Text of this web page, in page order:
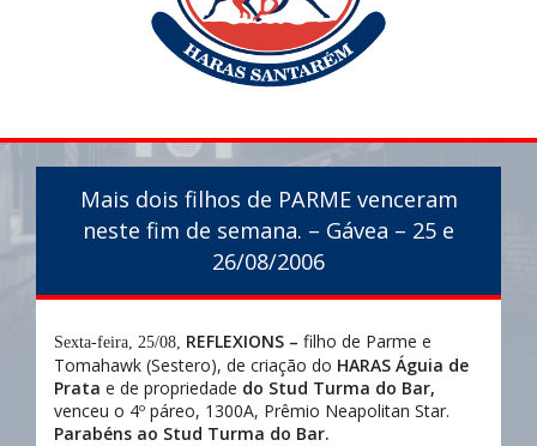
Mais dois filhos de PARME venceram
neste fim de semana. – Gávea – 25 e
26/08/2006
Sexta-feira, 25/08, REFLEXIONS – filho de Parme e
Tomahawk (Sestero), de criação do HARAS Águia de
Prata e de propriedade do Stud Turma do Bar,
venceu o 4º páreo, 1300A, Prêmio Neapolitan Star.
Parabéns ao Stud Turma do Bar.